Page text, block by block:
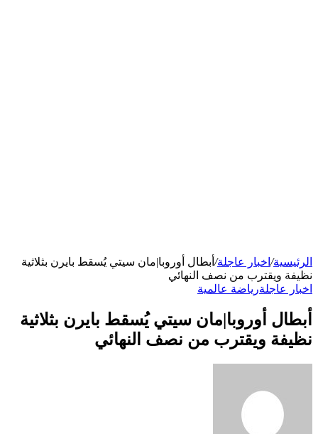
الرئيسية/ اخبار عاجلة/ أبطال أوروبا|مان سيتي يُسقط بايرن بثلاثية
نظيفة ويقترب من نصف النهائي
اخبار عاجلةرياضة عالمية
أبطال أوروبا|مان سيتي يُسقط بايرن بثلاثية
نظيفة ويقترب من نصف النهائي